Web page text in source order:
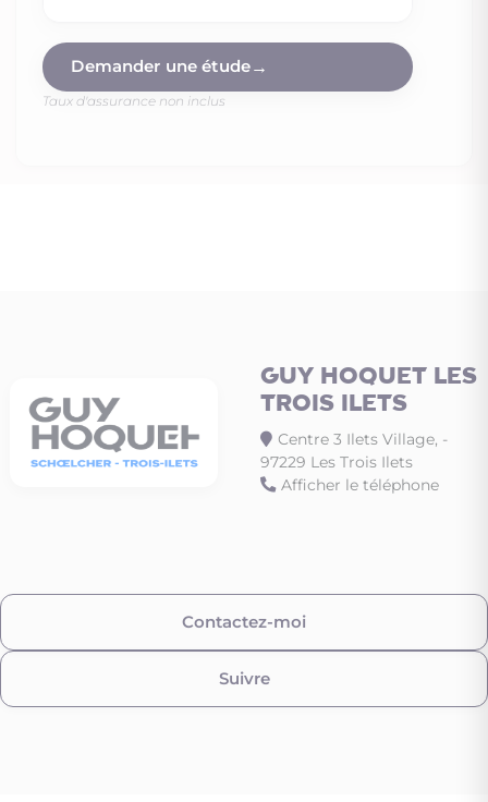
Demander une étude
Taux d'assurance non inclus
GUY HOQUET LES
TROIS ILETS
Centre 3 Ilets Village, -
97229 Les Trois Ilets
Afficher le téléphone
Contactez-moi
Suivre